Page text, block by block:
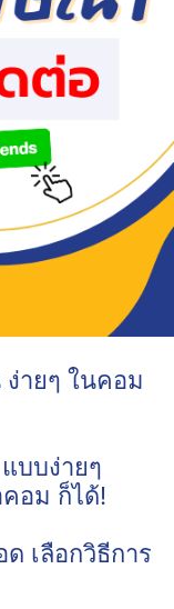
ายๆ ในคอม
บบง่ายๆ
อม ก็ได้!
เลือกวิธีการ